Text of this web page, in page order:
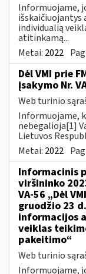
Informuojame,
išskaičiuojantys
individualią
atitinkamą...
Metai: 2022
Dėl VMI prie
įsakymo Nr.
Web turinio
Informuojame,
nebegalioja[1]
Lietuvos
Metai: 2022
Informacinis
viršininko
VA-56 „Dėl
gruodžio 23
informacijos
veiklas
pakeitimo“
Web turinio
Informuojame,